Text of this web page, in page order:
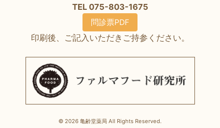
TEL 075-803-1675
問診票PDF
印刷後、ご記入いただきご持参ください。
© 2026 亀齢堂薬局 All Rights Reserved.